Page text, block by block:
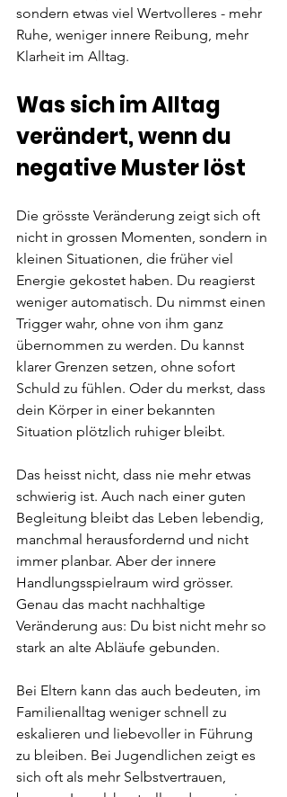
sondern etwas viel Wertvolleres - mehr
Ruhe, weniger innere Reibung, mehr
Klarheit im Alltag.
Was sich im Alltag
verändert, wenn du
negative Muster löst
Die grösste Veränderung zeigt sich oft
nicht in grossen Momenten, sondern in
kleinen Situationen, die früher viel
Energie gekostet haben. Du reagierst
weniger automatisch. Du nimmst einen
Trigger wahr, ohne von ihm ganz
übernommen zu werden. Du kannst
klarer Grenzen setzen, ohne sofort
Schuld zu fühlen. Oder du merkst, dass
dein Körper in einer bekannten
Situation plötzlich ruhiger bleibt.
Das heisst nicht, dass nie mehr etwas
schwierig ist. Auch nach einer guten
Begleitung bleibt das Leben lebendig,
manchmal herausfordernd und nicht
immer planbar. Aber der innere
Handlungsspielraum wird grösser.
Genau das macht nachhaltige
Veränderung aus: Du bist nicht mehr so
stark an alte Abläufe gebunden.
Bei Eltern kann das auch bedeuten, im
Familienalltag weniger schnell zu
eskalieren und liebevoller in Führung
zu bleiben. Bei Jugendlichen zeigt es
sich oft als mehr Selbstvertrauen,